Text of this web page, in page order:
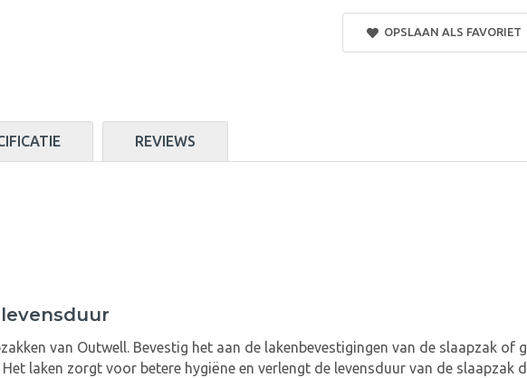
OPSLAAN ALS FAVORIET
REVIEWS
van Outwell. Bevestig het aan de lakenbevestigingen van de slaapzak of
laken zorgt voor betere hygiëne en verlengt de levensduur van de